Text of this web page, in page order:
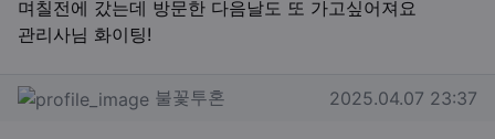
며칠전에 갔는데 방문한 다음날도 또 가고싶어져요
관리사님 화이팅!
불꽃투혼님의 댓글
불꽃투혼 작성일
2025.04.07 23:37